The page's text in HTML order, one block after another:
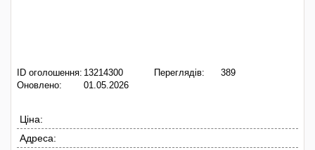
ID оголошення: 13214300
Оновлено:
01.05.2026
Переглядів: 389
Ціна:
Адреса: